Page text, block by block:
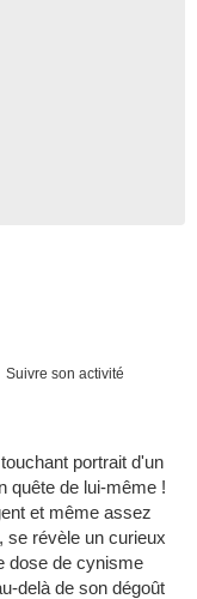
Suivre son activité
portrait d'un
quête de lui-même !
et même assez
se révèle un curieux
dose de cynisme
delà de son dégoût